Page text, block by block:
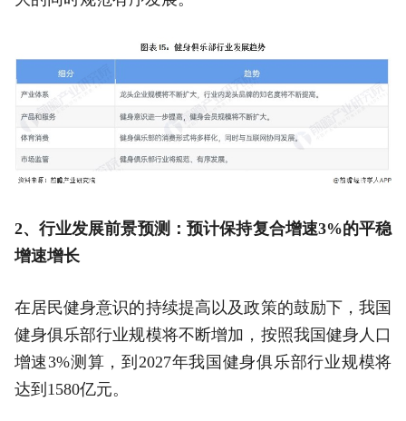
2、行业发展前景预测：预计保持复合增速3%的平稳
增速增长
在居民健身意识的持续提高以及政策的鼓励下，我国
健身俱乐部行业规模将不断增加，按照我国健身人口
增速3%测算，到2027年我国健身俱乐部行业规模将
达到1580亿元。